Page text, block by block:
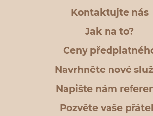
Kontaktujte nás
Jak na to?
Ceny
Navrhněte nové
Napište nám
Pozvěte vaše